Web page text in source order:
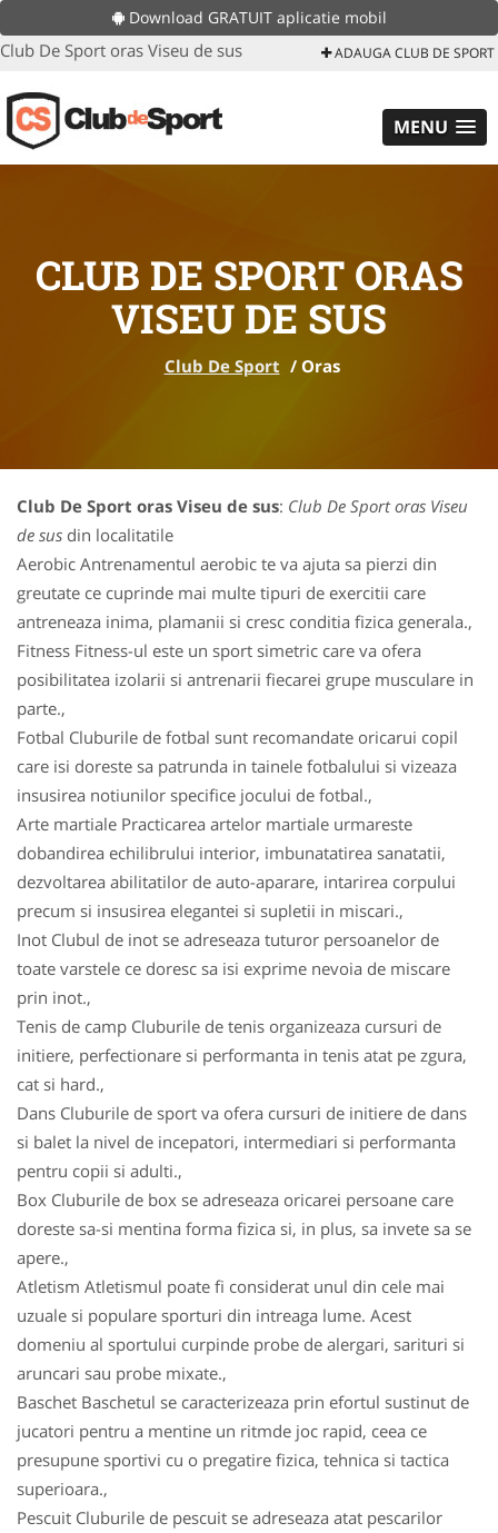
Download GRATUIT aplicatie mobil
Club De Sport oras Viseu de sus ADAUGA CLUB DE SPORT
MENU
CLUB DE SPORT ORAS
VISEU DE SUS
Club De Sport / Oras
Club De Sport oras Viseu de sus: Club De Sport oras Viseu
de sus din localitatile
Aerobic Antrenamentul aerobic te va ajuta sa pierzi din
greutate ce cuprinde mai multe tipuri de exercitii care
antreneaza inima, plamanii si cresc conditia fizica generala.,
Fitness Fitness-ul este un sport simetric care va ofera
posibilitatea izolarii si antrenarii fiecarei grupe musculare in
parte.,
Fotbal Cluburile de fotbal sunt recomandate oricarui copil
care isi doreste sa patrunda in tainele fotbalului si vizeaza
insusirea notiunilor specifice jocului de fotbal.,
Arte martiale Practicarea artelor martiale urmareste
dobandirea echilibrului interior, imbunatatirea sanatatii,
dezvoltarea abilitatilor de auto-aparare, intarirea corpului
precum si insusirea elegantei si supletii in miscari.,
Inot Clubul de inot se adreseaza tuturor persoanelor de
toate varstele ce doresc sa isi exprime nevoia de miscare
prin inot.,
Tenis de camp Cluburile de tenis organizeaza cursuri de
initiere, perfectionare si performanta in tenis atat pe zgura,
cat si hard.,
Dans Cluburile de sport va ofera cursuri de initiere de dans
si balet la nivel de incepatori, intermediari si performanta
pentru copii si adulti.,
Box Cluburile de box se adreseaza oricarei persoane care
doreste sa-si mentina forma fizica si, in plus, sa invete sa se
apere.,
Atletism Atletismul poate fi considerat unul din cele mai
uzuale si populare sporturi din intreaga lume. Acest
domeniu al sportului curpinde probe de alergari, sarituri si
aruncari sau probe mixate.,
Baschet Baschetul se caracterizeaza prin efortul sustinut de
jucatori pentru a mentine un ritmde joc rapid, ceea ce
presupune sportivi cu o pregatire fizica, tehnica si tactica
superioara.,
Pescuit Cluburile de pescuit se adreseaza atat pescarilor